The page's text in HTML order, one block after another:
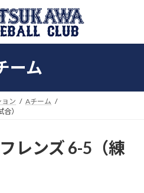
ーム
ン
Aチーム
）
レンズ 6-5（練